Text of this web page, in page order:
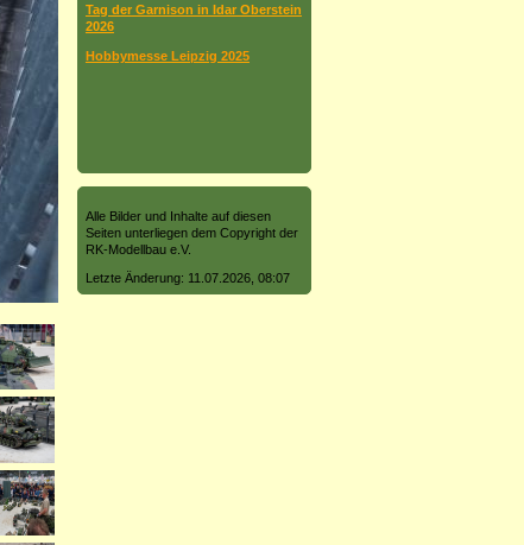
Tag der Garnison in Idar Oberstein
2026
Hobbymesse Leipzig 2025
Alle Bilder und Inhalte auf diesen
Seiten unterliegen dem Copyright der
RK-Modellbau e.V.
Letzte Änderung: 11.07.2026, 08:07